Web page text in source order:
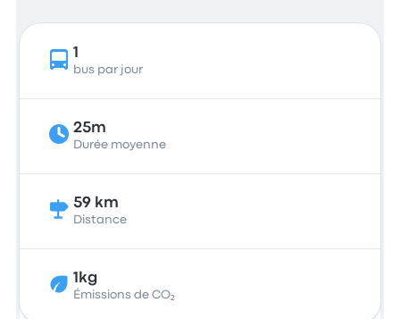
1
bus par jour
25m
Durée moyenne
59 km
Distance
1kg
Émissions de CO₂